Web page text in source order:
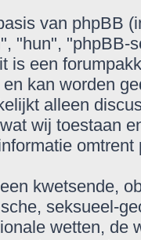
van phpBB
"hun", "phpBB-
is een
kan worden
alleen
wij toestaan
kwetsende,
seksueel-
wetten, de